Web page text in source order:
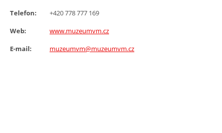
Telefon:
+420 778 777 169
Web:
www.muzeumvm.cz
E-mail:
muzeumvm@muzeumvm.cz